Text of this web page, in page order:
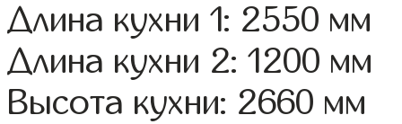
Длина кухни 1: 2550 мм
Длина кухни 2: 1200 мм
Высота кухни: 2660 мм